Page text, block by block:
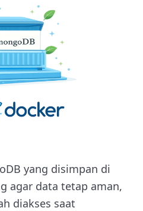
yang disimpan di
agar data tetap aman,
diakses saat